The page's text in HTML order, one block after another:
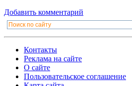
Добавить комментарий
Контакты
Реклама на сайте
О сайте
Пользовательское соглашение